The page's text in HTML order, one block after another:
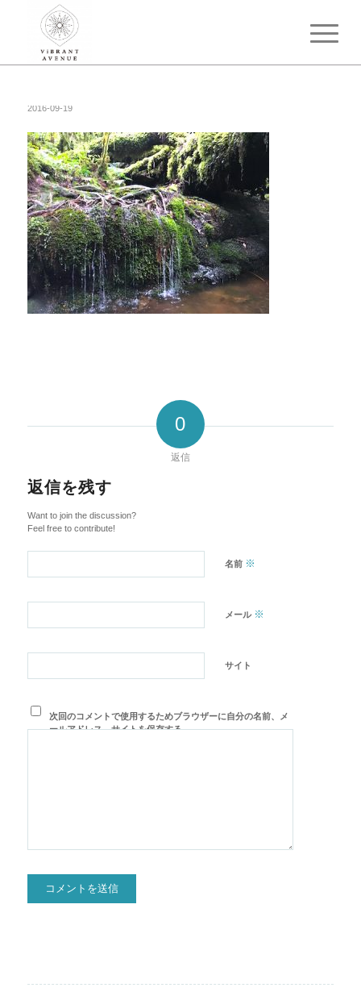
2016-09-19
0
返信
返信を残す
Want to join the discussion?
Feel free to contribute!
名前 ※
メール ※
サイト
次回のコメントで使用するためブラウザーに自分の名前、メ
ールアドレス、サイトを保存する。